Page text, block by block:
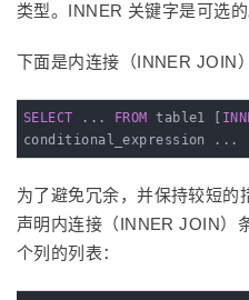
类型。INNER 关键字是可选的
下面是内连接（INNER JOIN
SELECT ... FROM table1 [
conditional_expression ...
为了避免冗余，并保持较短的
声明内连接（INNER JOIN）
个列的列表：